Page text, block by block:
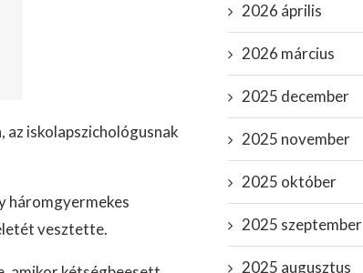
az iskolapszichológusnak
háromgyermekes
vesztette.
2026 április
2026 március
2025 december
2025 november
2025 október
2025 szeptember
2025 augusztus